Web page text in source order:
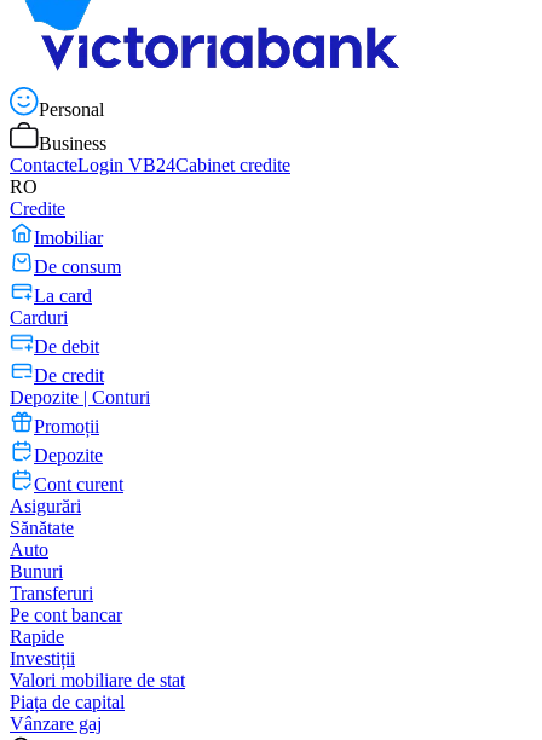
Personal
Business
ContacteLogin VB24Cabinet credite
RO
Credite
Imobiliar
De consum
La card
Carduri
De debit
De credit
Depozite | Conturi
Promoții
Depozite
Cont curent
Asigurări
Sănătate
Auto
Bunuri
Transferuri
Pe cont bancar
Rapide
Investiții
Valori mobiliare de stat
Piața de capital
Vânzare gaj